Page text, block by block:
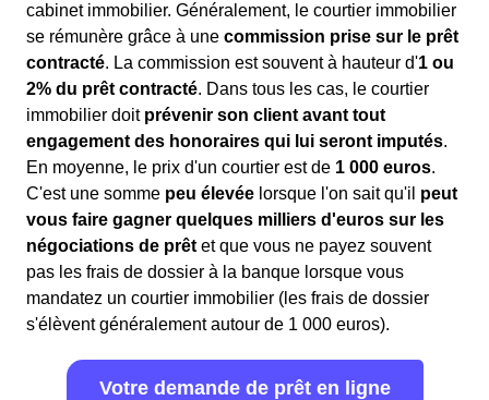
cabinet immobilier. Généralement, le courtier immobilier
se rémunère grâce à une commission prise sur le prêt
contracté. La commission est souvent à hauteur d'1 ou
2% du prêt contracté. Dans tous les cas, le courtier
immobilier doit prévenir son client avant tout
engagement des honoraires qui lui seront imputés.
En moyenne, le prix d'un courtier est de 1 000 euros.
C'est une somme peu élevée lorsque l'on sait qu'il peut
vous faire gagner quelques milliers d'euros sur les
négociations de prêt et que vous ne payez souvent
pas les frais de dossier à la banque lorsque vous
mandatez un courtier immobilier (les frais de dossier
s'élèvent généralement autour de 1 000 euros).
Votre demande de prêt en ligne